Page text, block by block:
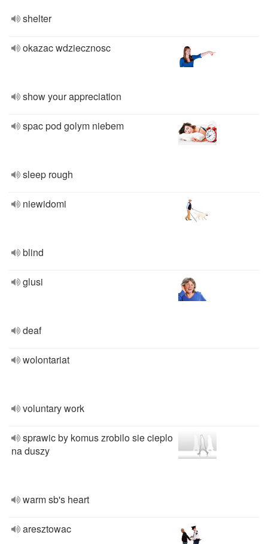
shelter
okazac wdziecznosc
show your appreciation
spac pod golym niebem
sleep rough
niewidomi
blind
glusi
deaf
wolontariat
voluntary work
sprawic by komus zrobilo sie cieplo
na duszy
warm sb's heart
aresztowac